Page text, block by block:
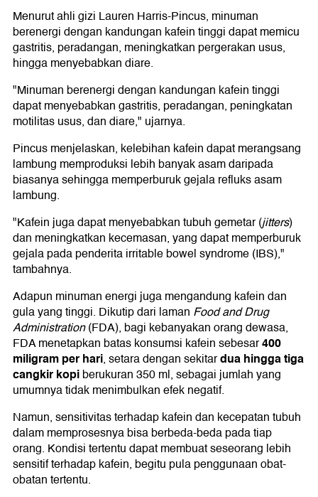
Menurut ahli gizi Lauren Harris-Pincus, minuman
berenergi dengan kandungan kafein tinggi dapat memicu
gastritis, peradangan, meningkatkan pergerakan usus,
hingga menyebabkan diare.
"Minuman berenergi dengan kandungan kafein tinggi
dapat menyebabkan gastritis, peradangan, peningkatan
motilitas usus, dan diare," ujarnya.
Pincus menjelaskan, kelebihan kafein dapat merangsang
lambung memproduksi lebih banyak asam daripada
biasanya sehingga memperburuk gejala refluks asam
lambung.
"Kafein juga dapat menyebabkan tubuh gemetar (jitters)
dan meningkatkan kecemasan, yang dapat memperburuk
gejala pada penderita irritable bowel syndrome (IBS),"
tambahnya.
Adapun minuman energi juga mengandung kafein dan
gula yang tinggi. Dikutip dari laman Food and Drug
Administration(FDA), bagi kebanyakan orang dewasa,
FDA menetapkan batas konsumsi kafein sebesar400
miligram per hari, setara dengan sekitardua hingga tiga
cangkir kopiberukuran 350 ml, sebagai jumlah yang
umumnya tidak menimbulkan efek negatif.
Namun, sensitivitas terhadap kafein dan kecepatan tubuh
dalam memprosesnya bisa berbeda-beda pada tiap
orang. Kondisi tertentu dapat membuat seseorang lebih
sensitif terhadap kafein, begitu pula penggunaan obat-
obatan tertentu.